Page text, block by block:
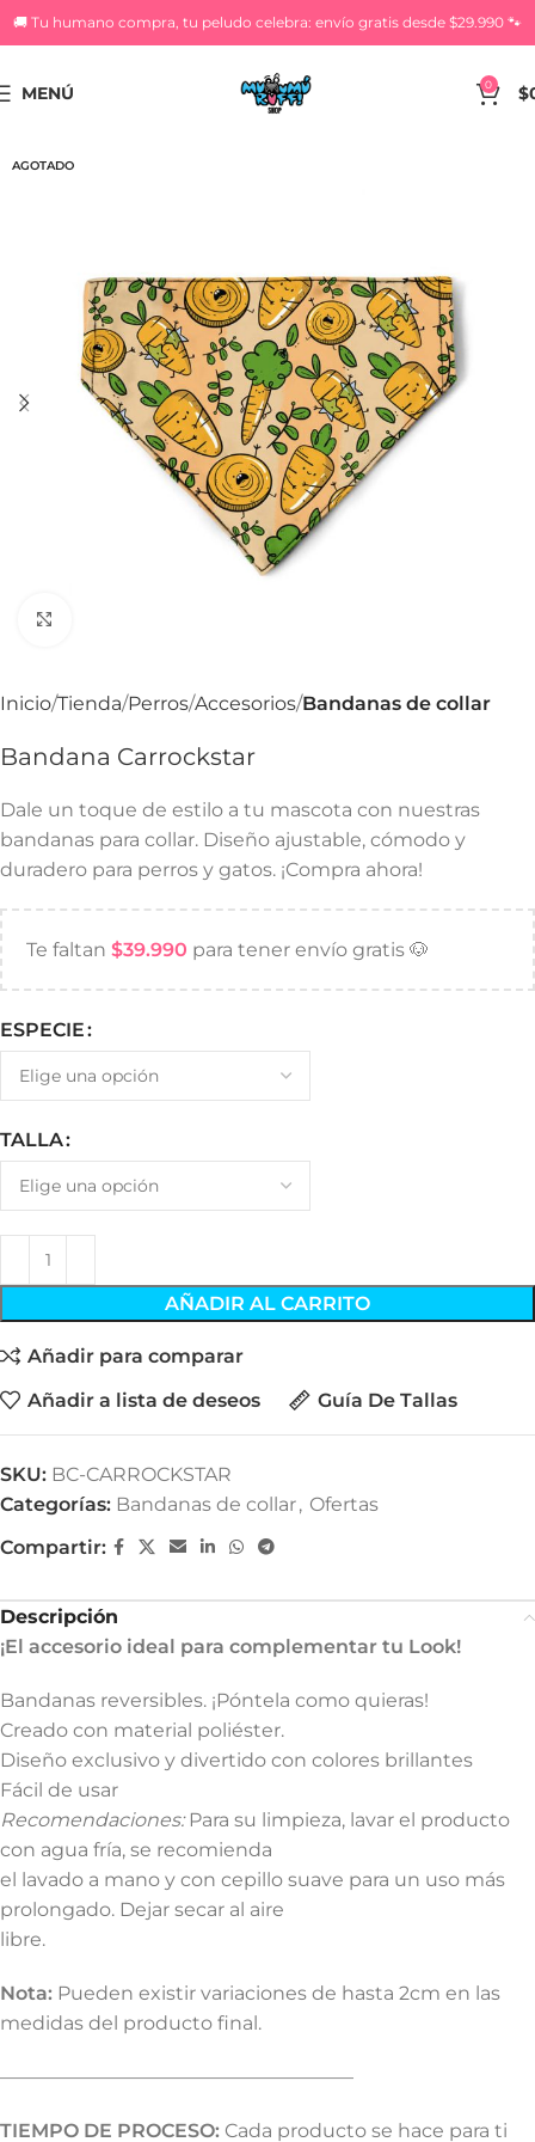
🚚 Tu humano compra, tu peludo celebra: envío gratis desde $29.990 🐾
MENÚ 0 $
AGOTADO
Inicio Tienda Perros Accesorios Bandanas de collar
Bandana Carrockstar
Dale un toque de estilo a tu mascota con nuestras
bandanas para collar. Diseño ajustable, cómodo y
duradero para perros y gatos. ¡Compra ahora!
Te faltan $39.990 para tener envío gratis 🐶
ESPECIE
TALLA
AÑADIR AL CARRITO
Añadir para comparar
Añadir a lista de deseos
Guía De Tallas
SKU: BC-CARROCKSTAR
Categorías: Bandanas de collar, Ofertas
Compartir:
Descripción
¡El accesorio ideal para complementar tu Look!
Bandanas reversibles. ¡Póntela como quieras!
Creado con material poliéster.
Diseño exclusivo y divertido con colores brillantes
Fácil de usar
Recomendaciones:Para su limpieza, lavar el producto
con agua fría, se recomienda
el lavado a mano y con cepillo suave para un uso más
prolongado. Dejar secar al aire
libre.
Nota: Pueden existir variaciones de hasta 2cm en las
medidas del producto final.
——————————————————–
TIEMPO DE PROCESO: Cada producto se hace para ti